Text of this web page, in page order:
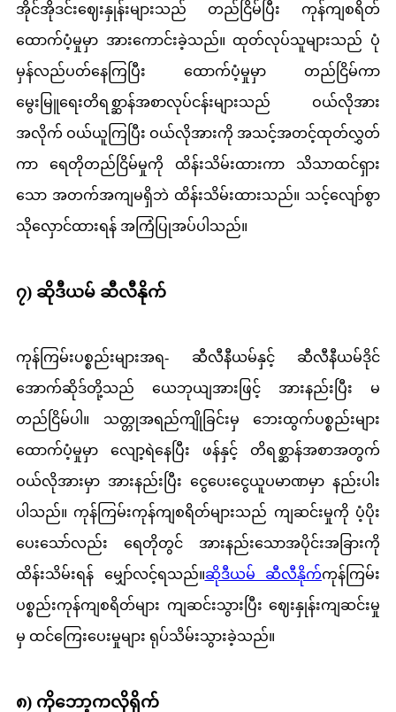
အိုင်အိုဒင်းဈေးနှုန်းများသည် တည်ငြိမ်ပြီး ကုန်ကျစရိတ်
ထောက်ပံ့မှုမှာ အားကောင်းခဲ့သည်။ ထုတ်လုပ်သူများသည် ပုံ
မှန်လည်ပတ်နေကြပြီး ထောက်ပံ့မှုမှာ တည်ငြိမ်ကာ
မွေးမြူရေးတိရစ္ဆာန်အစာလုပ်ငန်းများသည် ဝယ်လိုအား
အလိုက် ဝယ်ယူကြပြီး ဝယ်လိုအားကို အသင့်အတင့်ထုတ်လွှတ်
ကာ ရေတိုတည်ငြိမ်မှုကို ထိန်းသိမ်းထားကာ သိသာထင်ရှား
သော အတက်အကျမရှိဘဲ ထိန်းသိမ်းထားသည်။ သင့်လျော်စွာ
သိုလှောင်ထားရန် အကြံပြုအပ်ပါသည်။
၇) ဆိုဒီယမ် ဆီလီနိုက်
ကုန်ကြမ်းပစ္စည်းများအရ- ဆီလီနီယမ်နှင့် ဆီလီနီယမ်ဒိုင်
အောက်ဆိုဒ်တို့သည် ယေဘုယျအားဖြင့် အားနည်းပြီး မ
တည်ငြိမ်ပါ။ သတ္တုအရည်ကျိုခြင်းမှ ဘေးထွက်ပစ္စည်းများ
ထောက်ပံ့မှုမှာ လျော့ရဲနေပြီး ဖန်နှင့် တိရစ္ဆာန်အစာအတွက်
ဝယ်လိုအားမှာ အားနည်းပြီး ငွေပေးငွေယူပမာဏမှာ နည်းပါး
ပါသည်။ ကုန်ကြမ်းကုန်ကျစရိတ်များသည် ကျဆင်းမှုကို ပံ့ပိုး
ပေးသော်လည်း ရေတိုတွင် အားနည်းသောအပိုင်းအခြားကို
ထိန်းသိမ်းရန် မျှော်လင့်ရသည်။ဆိုဒီယမ် ဆီလီနိုက်ကုန်ကြမ်း
ပစ္စည်းကုန်ကျစရိတ်များ ကျဆင်းသွားပြီး ဈေးနှုန်းကျဆင်းမှု
မှ ထင်ကြေးပေးမှုများ ရုပ်သိမ်းသွားခဲ့သည်။
၈) ကိုဘော့ကလိုရိုက်